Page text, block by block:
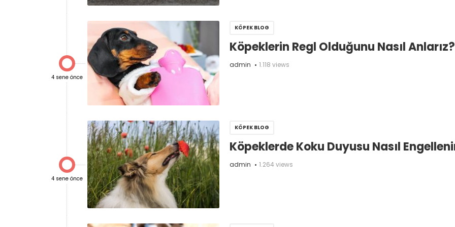

4 sene önce
KÖPEK BLOG
Köpeklerin Regl Olduğunu Nasıl Anlarız?
admin 1.118 views

4 sene önce
KÖPEK BLOG
Köpeklerde Koku Duyusu Nasıl
admin 1.264 views